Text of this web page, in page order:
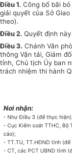
Điều 1. Công bố bãi
giải quyết của Sở
theo).
Điều 2. Quyết định
Điều 3. Chánh Văn
thông Vận tải, Giám
tỉnh, Chủ tịch Ủy ban
trách nhiệm thi hành
Nơi nhận:
- Như Điều 3 (để thực hiện);
- Cục Kiểm soát TTHC, Bộ
cáo);
- TT.TU, TT.HĐND tỉnh (để
- CT, các PCT UBND tỉnh